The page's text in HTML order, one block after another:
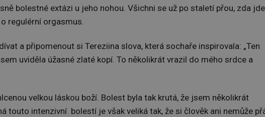
bolestné extázi u jeho nohou. Všichni se už po staletí přou, zda jde
regulérní orgasmus.
a připomenout si Tereziina slova, která sochaře inspirovala: „Ten
uviděla úžasné zlaté kopí. To několikrát vrazil do mého srdce a
velkou láskou boží. Bolest byla tak krutá, že jsem několikrát
touto intenzivní bolestí je však veliká tak, že si člověk ani nemůže